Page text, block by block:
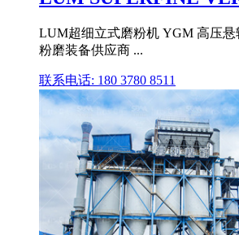
LUM超细立式磨粉机 YGM 高压
粉磨装备供应商 ...
联系电话: 180 3780 8511